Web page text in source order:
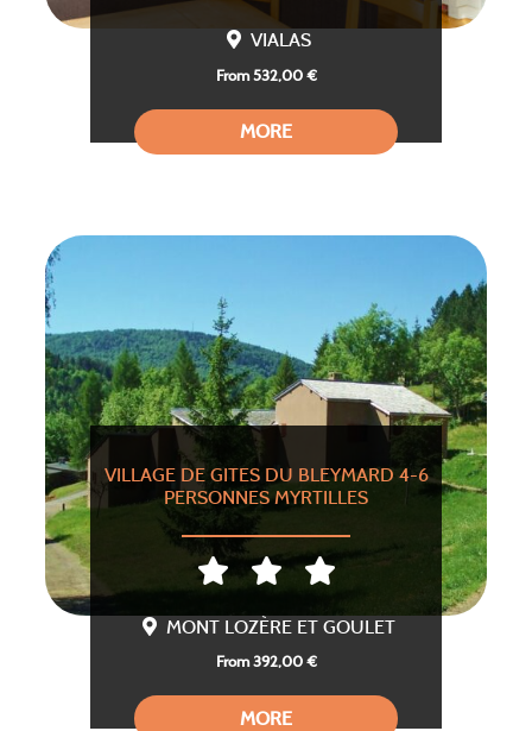
VIALAS
From 532,00 €
MORE
VILLAGE DE GITES DU BLEYMARD 4-6
PERSONNES MYRTILLES
MONT LOZÈRE ET GOULET
From 392,00 €
MORE